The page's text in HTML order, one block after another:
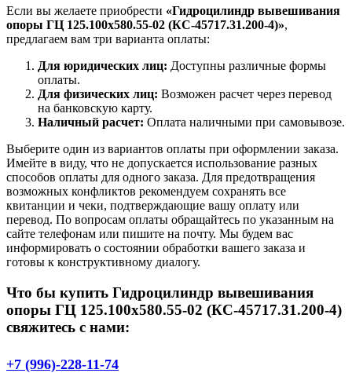
Если вы желаете приобрести «Гидроцилиндр вывешивания
опоры ГЦ 125.100х580.55-02 (КС-45717.31.200-4)»,
предлагаем вам три варианта оплаты:
Для юридических лиц: Доступны различные формы
оплаты.
Для физических лиц: Возможен расчет через перевод
на банковскую карту.
Наличный расчет: Оплата наличными при самовывозе.
Выберите один из вариантов оплаты при оформлении заказа.
Имейте в виду, что не допускается использование разных
способов оплаты для одного заказа. Для предотвращения
возможных конфликтов рекомендуем сохранять все
квитанции и чеки, подтверждающие вашу оплату или
перевод. По вопросам оплаты обращайтесь по указанным на
сайте телефонам или пишите на почту. Мы будем вас
информировать о состоянии обработки вашего заказа и
готовы к конструктивному диалогу.
Что бы купить Гидроцилиндр вывешивания
опоры ГЦ 125.100х580.55-02 (КС-45717.31.200-4)
свяжитесь с нами:
+7 (996)-228-11-74